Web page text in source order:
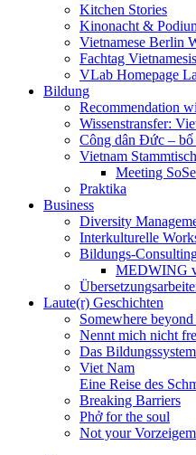
Kitchen Stories
Kinonacht &
Vietnamese Berlin
Fachtag
VLab Homepage
Bildung
Recommendation
Wissenstransfer:
Công dân Đức – bố
Vietnam
Meeting
Praktika
Business
Diversity
Interkulturelle
Bildungs-
MEDWING
Laute(r) Geschichten
Somewhere
Nennt mich nicht
Das
Viet Nam
Eine Reise des
Breaking Barriers
Phở for the soul
Not your